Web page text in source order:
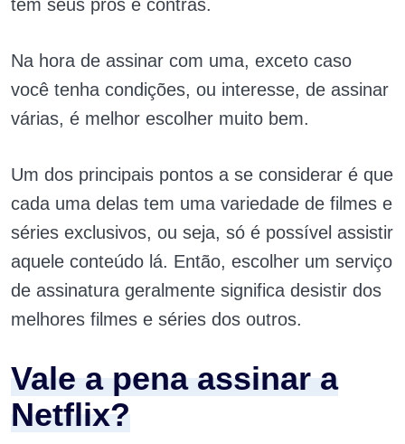
tem seus prós e contras.
Na hora de assinar com uma, exceto caso
você tenha condições, ou interesse, de assinar
várias, é melhor escolher muito bem.
Um dos principais pontos a se considerar é que
cada uma delas tem uma variedade de filmes e
séries exclusivos, ou seja, só é possível assistir
aquele conteúdo lá. Então, escolher um serviço
de assinatura geralmente significa desistir dos
melhores filmes e séries dos outros.
Vale a pena assinar a
Netflix?